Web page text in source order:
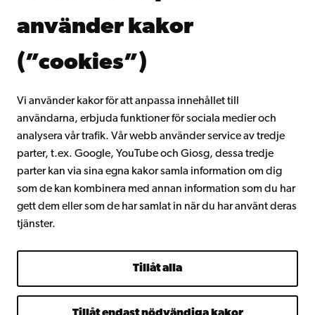
använder kakor
(”cookies”)
Vi använder kakor för att anpassa innehållet till
användarna, erbjuda funktioner för sociala medier och
analysera vår trafik. Vår webb använder service av tredje
parter, t.ex. Google, YouTube och Giosg, dessa tredje
parter kan via sina egna kakor samla information om dig
som de kan kombinera med annan information som du har
gett dem eller som de har samlat in när du har använt deras
tjänster.
Tillåt alla
Gå med i Åbo Akademis alumnnätverk
Intranätet
Facebook InstagramYouTube LinkedIn Blog Snapchat